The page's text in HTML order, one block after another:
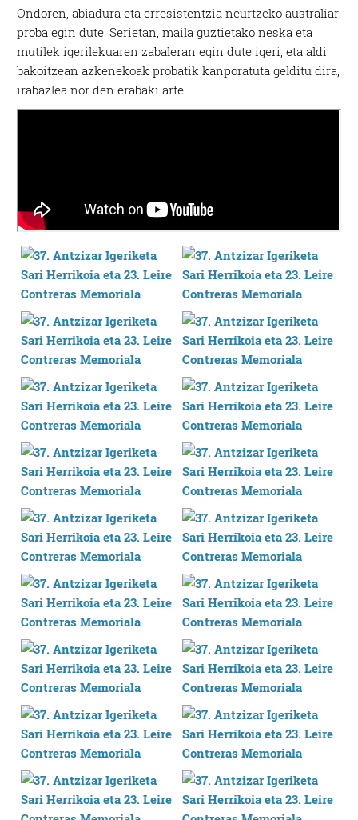
Ondoren, abiadura eta erresistentzia neurtzeko australiar
proba egin dute. Serietan, maila guztietako neska eta
mutilek igerilekuaren zabaleran egin dute igeri, eta aldi
bakoitzean azkenekoak probatik kanporatuta gelditu dira,
irabazlea nor den erabaki arte.